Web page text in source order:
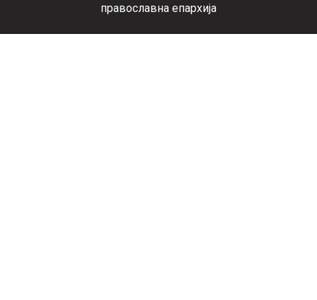
православна епархија